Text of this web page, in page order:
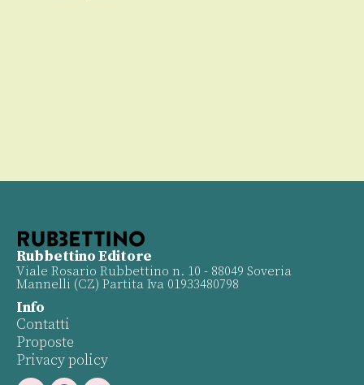
Rubbettino Editore
Viale Rosario Rubbettino n. 10 - 88049 Soveria
Mannelli (CZ) Partita Iva 01933480798
Info
Contatti
Proposte
Privacy policy